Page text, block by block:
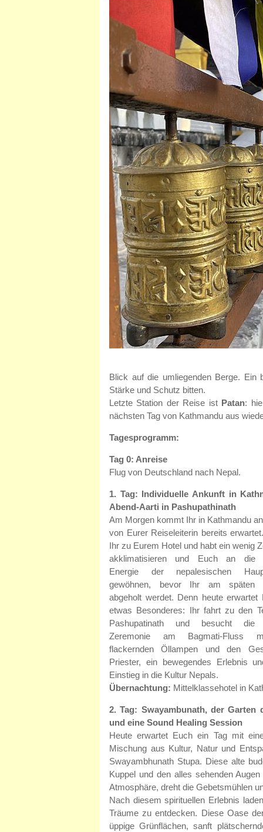
Blick auf die umliegenden Berge. Ein
Stärke und Schutz bitten.
Letzte Station der Reise ist Patan:
nächsten Tag von Kathmandu aus
Tagesprogramm:
Tag 0: Anreise
Flug von Deutschland nach Nepal.
1. Tag: Individuelle Ankunft in
Abend-Aarti in Pashupathinath
Am Morgen kommt Ihr in Kathmandu
von Eurer Reiseleiterin bereits
Ihr zu Eurem Hotel und habt ein wenig
akklimatisieren und Euch an die
Energie der nepalesischen
gewöhnen, bevor Ihr am späten
abgeholt werdet. Denn heute erwartet
etwas Besonderes: Ihr fahrt zu den
Pashupatinath und besucht die
Zeremonie am Bagmati-Fluss
flackernden Öllampen und den
Priester, ein bewegendes Erlebnis
Einstieg in die Kultur Nepals.
Übernachtung: Mittelklassehotel in
2. Tag: Swayambunath, der Garten
und eine Sound Healing Session
Heute erwartet Euch ein Tag mit
Mischung aus Kultur, Natur und
Swayambhunath Stupa. Diese alte
Kuppel und den alles sehenden
Atmosphäre, dreht die Gebetsmühlen
Nach diesem spirituellen Erlebnis
Träume zu entdecken. Diese Oase
üppige Grünflächen, sanft